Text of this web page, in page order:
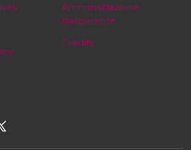
Amministrazione
trasparente
Credits